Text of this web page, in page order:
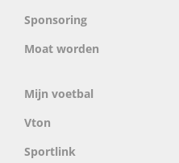
Sponsoring
Moat worden
Mijn voetbal
Vton
Sportlink